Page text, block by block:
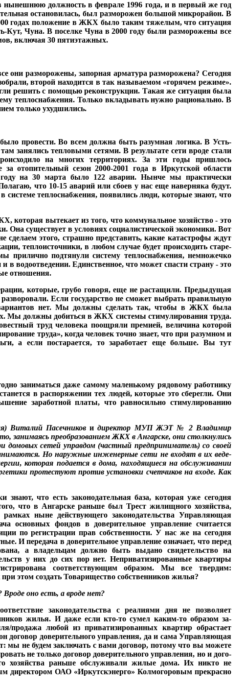
должность в фев­рале 1996 года, и в первый же год
остановилась, был разморожен большой мик­рорайон. В
годах положе­ние в ЖКХ было таким тяже­лым, что ситуация
Кут, Чуна. В поселке Чуна в 2000 году были разморожены все
вклю­чая 30 пятиэтажных.
они разморожены, запорная арматура разморожена? Сегодня
второй находится в так называемом «горячем режиме».
ре­шить с помощью рекон­струкции. Такая же ситуа­ция была
теплоснабжения. Толь­ко вкладывать нужно рацио­нально. В
только ухудшились.
провести. Во всем долж­на быть разумная логика. В Усть-
занялись тепловыми се­тями. В результате сети вроде стали
на многих тер­риториях. За эти годы при­шлось
отопительный сезон 2000-2001 года в Иркутской об­ласти
на 30 марта было 122 аварии. Нынче мы практи­чески
что 10-15 аварий или сбоев у нас еще наверняка будут.
теплоснабжения, появились люди, которые знают, что
вытекает из того, что коммунальное хо­зяйство - это
Она существует в условиях социалистической экономики. Вот
этого, страшно представить, какие катастрофы ждут
теплои­сточники, в любом случае будет происходить старе­
подтянули систему теп­лоснабжения, немножечко
в водоотведении. Единствен­ное, что может спасти стра­ну - это
отношения.
которые, грубо гово­ря, еще не растащили. Пре­дыдущая
Если государство не сможет вы­брать правильную
нет. Мы должны сделать так, чтобы в ЖКХ была
Мы должны до­биться в ЖКХ системы сти­мулирования труда.
труд человека поощряли преми­ей, величина которой
труда», когда человек точно знает, что при разум­ном и
а если постарается, то за­работает еще больше. Вы тут
заниматься даже самому маленькому рядовому работнику
в распоряжении тех людей, которые это сберегли. Они
заработной платы, что равносильно стимулированию
Виталий Пасечниковидиректор МУП ЖЭТ № 2 Владимир
зани­маясь преобразованием ЖКХ в Ангарске, онистолкнулись
домовых сетей управдом (частный предприниматель) со своей
Но наружные инженерные сети не входят в их веде­
,которая подается в дома, находящиеся на обслуживании
протестуют против установки счетчиков на входе. Как
знают, что есть законода­тельная база, которая уже сегодня
что в Ангарске раньше был Трест жилищного хо­зяйства,
ныне действующего законодательства Управля­ющая
основных фондов в доверительное управление считается
по регистрации прав собственности. У нас же на сегодня
И передача в доверительное управление означает, что перед
а владельцам должно быть выдано свиде­тельство на
у них до сих пор нет. Неприватизированные квартиры
соответствующим образом. Мы все твердим:
этом создать Товарищество собственников жилья?
оно есть, а вроде нет?
законодательства с реалиями дня не позволяет
жилья. И даже если кто-то сумел каким-то образом за­
продажа любой из при­ватизированных квартир обрастает
договор доверитель­ного управления, да и сама Управляющая
не будем за­ключать с вами договор, по­тому что вы можете
не только договор доверитель­ного управления, но и дого­
хозяй­ства раньше обслуживали жилые дома. Их никто не
дирек­тором ОАО «Иркутскэнерго» Колмогоровым прекрасно